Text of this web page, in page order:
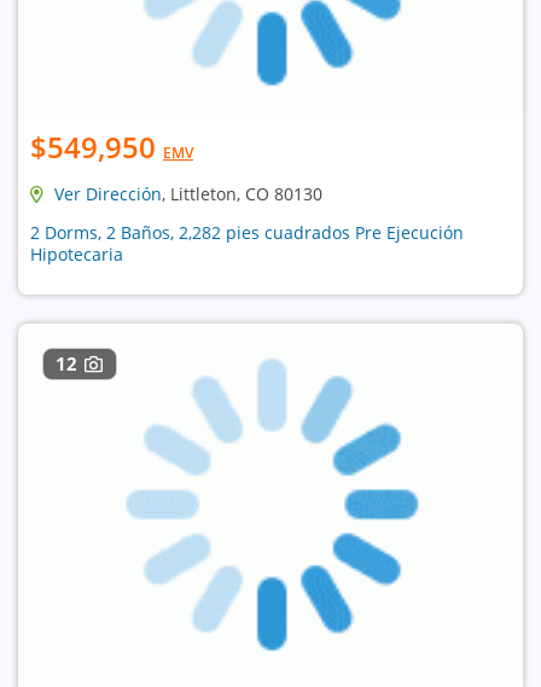
$549,950 EMV
Ver Dirección, Littleton, CO 80130
2 Dorms, 2 Baños, 2,282 pies cuadrados Pre Ejecución
Hipotecaria
12